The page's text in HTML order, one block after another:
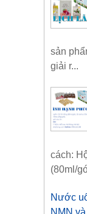
sản
giải r...
cách:
(80ml/
Nước
NMN và